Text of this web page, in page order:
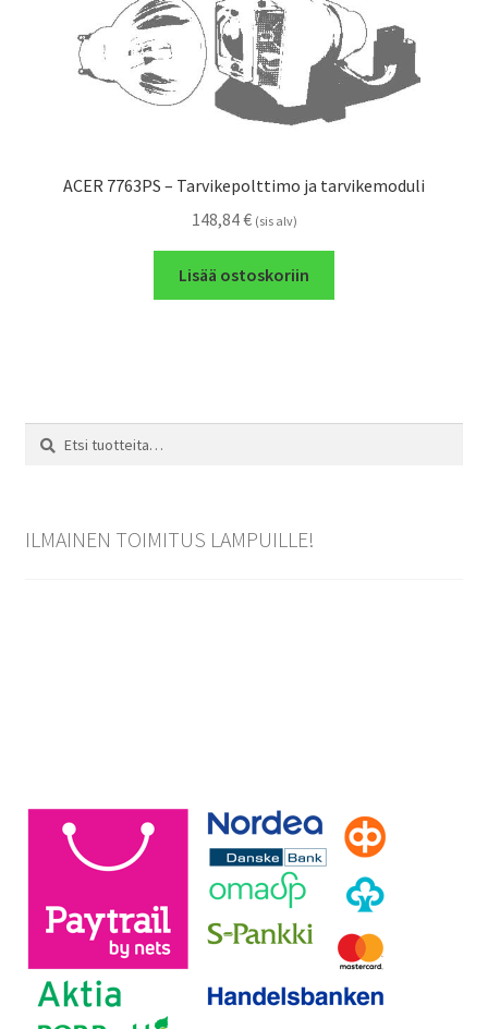
ACER 7763PS – Tarvikepolttimo ja tarvikemoduli
148,84€ (sis alv)
Lisää ostoskoriin
Etsi:
Haku
ILMAINEN TOIMITUS LAMPUILLE!